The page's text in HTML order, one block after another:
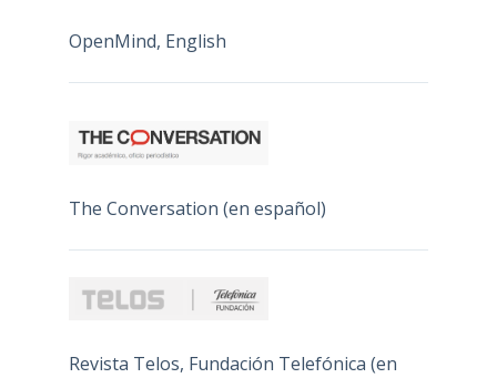
OpenMind, English
The Conversation (en español)
Revista Telos, Fundación Telefónica (en